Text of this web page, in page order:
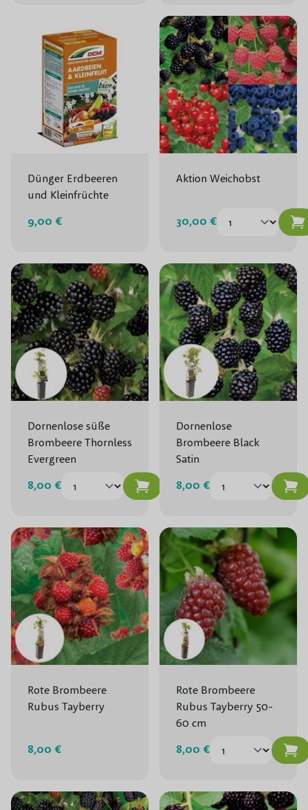
Dünger Erdbeeren
und Kleinfrüchte
9,00 €
Aktion Weichobst
30,00 €
Dornenlose süße
Brombeere Thornless
Evergreen
8,00 €
Dornenlose
Brombeere Black
Satin
8,00 €
Rote Brombeere
Rubus Tayberry
8,00 €
Rote Brombeere
Rubus Tayberry 50-
60 cm
8,00 €